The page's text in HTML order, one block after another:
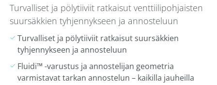
Turvalliset ja pölytiiviit ratkaisut venttiilipohjaisten
suursäkkien tyhjennykseen ja annosteluun
Turvalliset ja pölytiiviit ratkaisut suursäkkien
tyhjennykseen ja annosteluun
Fluidi™ -varustus ja annostelijan geometria
varmistavat tarkan annostelun – kaikilla jauheilla